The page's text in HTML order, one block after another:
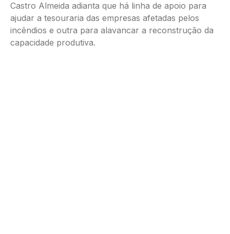
Castro Almeida adianta que há linha de apoio para
ajudar a tesouraria das empresas afetadas pelos
incêndios e outra para alavancar a reconstrução da
capacidade produtiva.